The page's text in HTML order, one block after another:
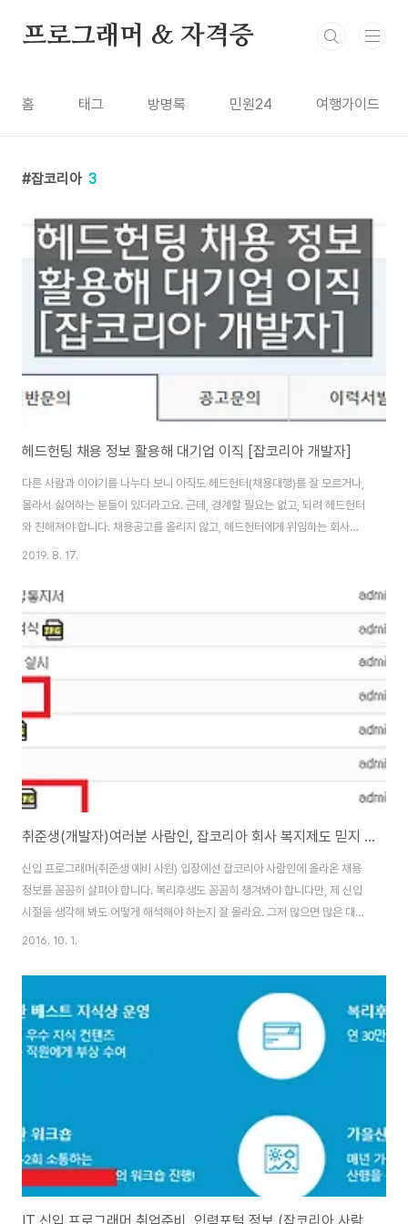
프로그래머 & 자격증
홈 태그 방명록 민원24 여행가이드
잡코리아 3
헤드헌팅 채용 정보 활용해 대기업 이직 [잡코리아 개발자]
다른 사람과 이야기를 나누다 보니 아직도 헤드헌터(채용대행)를 잘 모르거나,
몰라서 싫어하는 분들이 있더라고요. 근데, 경계할 필요는 없고, 되려 헤드헌터
와 친해져야 합니다. 채용공고를 올리지 않고, 헤드헌터에게 위임하는 회사도
있어요. 그러니 헤드헌터 연락을 끊으면, 좋은 대기업 이직 기회를 놓칠 수도 있
공했습니다. IT 분야 개발자로 경력직 이직이며, 이력서, 채용 정보 등을 헤드
헌터(채용대행)와 상의해 채용 과정을 성공적으로 진행했습니다. 이 포스트에
선 제가 진행한 걸 그대로 알려드리긴 어렵고, 방법만 알아보도록 하겠습니다.
잡코리아 헤드헌팅 채용정보 잡코리아 접속해 헤드헌팅 - 헤드헌팅 채용정보
를 클릭하세요. 아래처럼 헤드헌..
2019. 8. 17.
취준생(개발자)여러분 사람인, 잡코리아 회사 복지제도 믿지 마세요
신입 프로그래머(취준생 예비 사원) 입장에선 잡코리아 사람인에 올라온 채용
정보를 꼼꼼히 살펴야 합니다. 복리후생도 꼼꼼히 챙겨봐야 합니다만, 제 신입
시절을 생각해 봐도 어떻게 해석해야 하는지 잘 몰라요. 그저 많으면 많은 대로
좋다는 생각을 합니다. 그러나, 세상만사 마음대로 되는 일이 별로 없고, 내 해
서 첫 회사를 찾는 분들에게 도움 되길 바랍니다. ◆ 연금, 보험 4대 보험입니
다. 국민연금, 고용보험, 산재보험, 건강보험인데 당연히 있어야 합니다. 특별히
제공한다는 뜻은 아니고 어느 회사 건 무조건 지원하는 항목입니다. 이 항목이
없더라도 취준생 여러분 개의치 마세요. 어차피 나라에서 강제 시행하는 거라
2016. 10. 1.